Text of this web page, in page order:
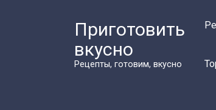
Приготовить
вкусно
Рецепты, готовим, вкусно